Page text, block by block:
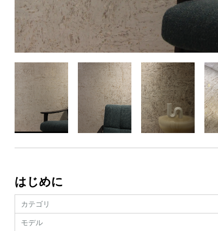
はじめに
カテゴリ
モデル